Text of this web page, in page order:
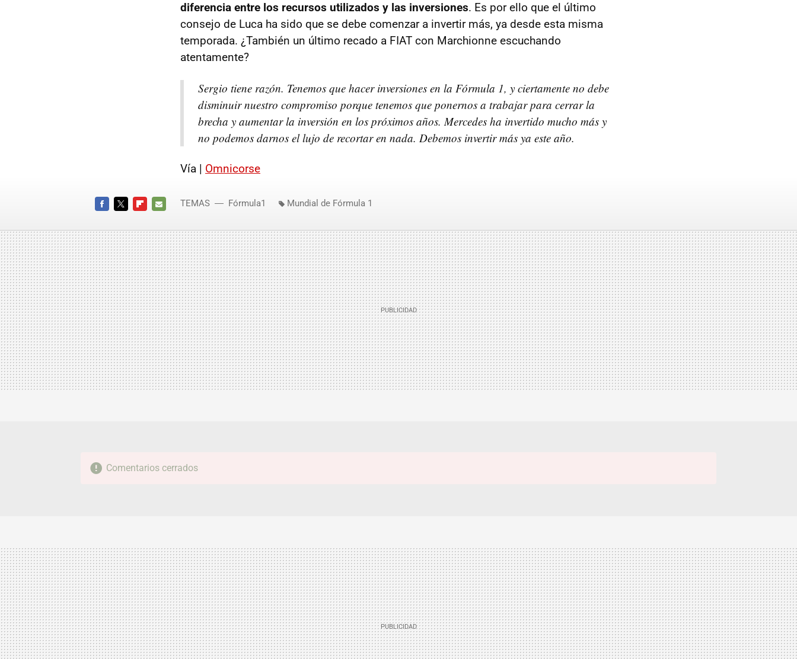
diferencia entre los recursos utilizados y las inversiones. Es por ello que el último
consejo de Luca ha sido que se debe comenzar a invertir más, ya desde esta misma
temporada. ¿También un último recado a FIAT con Marchionne escuchando
atentamente?
Sergio tiene razón. Tenemos que hacer inversiones en la Fórmula 1, y ciertamente no debe
disminuir nuestro compromiso porque tenemos que ponernos a trabajar para cerrar la
brecha y aumentar la inversión en los próximos años. Mercedes ha invertido mucho más y
no podemos darnos el lujo de recortar en nada. Debemos invertir más ya este año.
Vía | Omnicorse
MAIL
TEMAS Fórmula1 Mundial de Fórmula 1
Comentarios cerrados